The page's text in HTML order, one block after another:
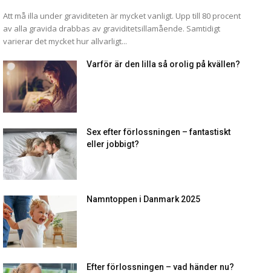
Att må illa under graviditeten är mycket vanligt. Upp till 80 procent
av alla gravida drabbas av graviditetsillamående. Samtidigt
varierar det mycket hur allvarligt...
Varför är den lilla så orolig på kvällen?
Sex efter förlossningen – fantastiskt
eller jobbigt?
Namntoppen i Danmark 2025
Efter förlossningen – vad händer nu?